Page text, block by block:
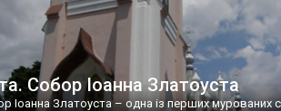
Собор Іоанна Златоуста
Іоанна Златоуста – одна із перших мурованих